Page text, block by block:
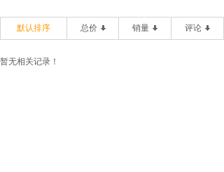
默认排序 总价 销量 评论
暂无相关记录！